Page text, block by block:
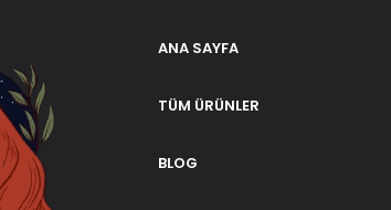
ANA SAYFA
TÜM ÜRÜNLER
BLOG